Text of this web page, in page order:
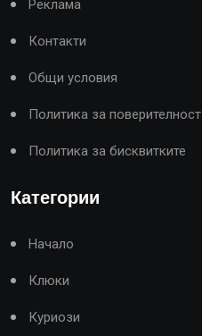
Реклама
Контакти
Общи условия
Политика за поверителност
Политика за бисквитките
Категории
Начало
Клюки
Куриози